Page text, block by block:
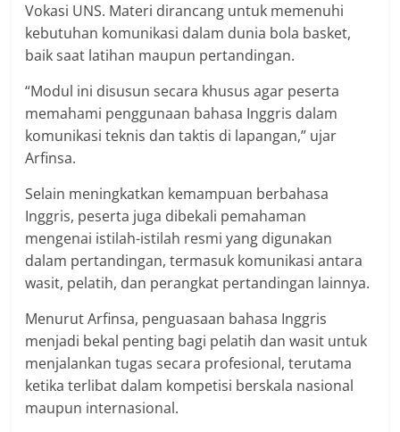
Vokasi UNS. Materi dirancang untuk memenuhi
kebutuhan komunikasi dalam dunia bola basket,
baik saat latihan maupun pertandingan.
“Modul ini disusun secara khusus agar peserta
memahami penggunaan bahasa Inggris dalam
komunikasi teknis dan taktis di lapangan,” ujar
Arfinsa.
Selain meningkatkan kemampuan berbahasa
Inggris, peserta juga dibekali pemahaman
mengenai istilah-istilah resmi yang digunakan
dalam pertandingan, termasuk komunikasi antara
wasit, pelatih, dan perangkat pertandingan lainnya.
Menurut Arfinsa, penguasaan bahasa Inggris
menjadi bekal penting bagi pelatih dan wasit untuk
menjalankan tugas secara profesional, terutama
ketika terlibat dalam kompetisi berskala nasional
maupun internasional.